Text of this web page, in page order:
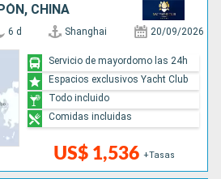
CHINA
6 d Shanghai 20/09/2026
US$ 1,536 +Tasas
Servicio de mayordomo las 24h
Espacios exclusivos Yacht Club
Todo incluido
Comidas incluidas